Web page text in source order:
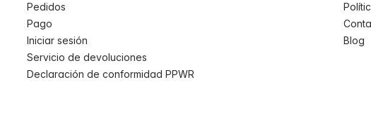
Pedidos
Pago
Iniciar sesión
Servicio de devoluciones
Declaración de conformidad PPWR
Blog